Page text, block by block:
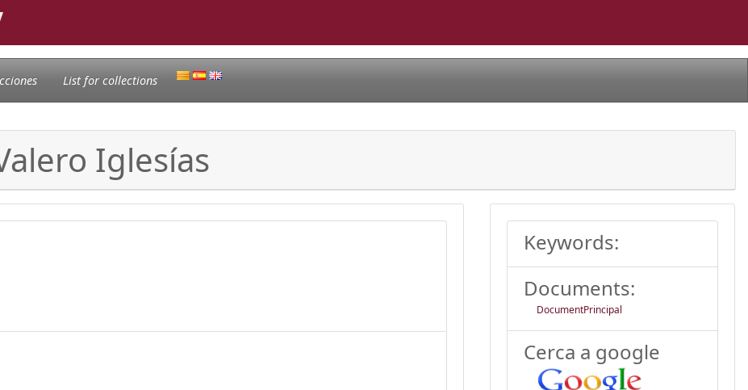
List for collections
Iglesías
Keywords:
Documents:
DocumentPrincipal
Cerca a google